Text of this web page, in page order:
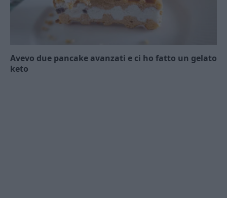
Avevo due pancake avanzati e ci ho fatto un gelato
keto